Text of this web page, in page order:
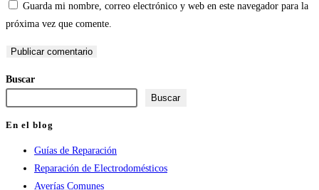
de
usuario
comentar
correo
electrónico
comentar
de
tu
(opcional)
Guarda mi nombre, correo electrónico y web en este navegador para la
próxima vez que comente.
Buscar
Buscar
En el blog
Guías de Reparación
Reparación de Electrodomésticos
Averías Comunes